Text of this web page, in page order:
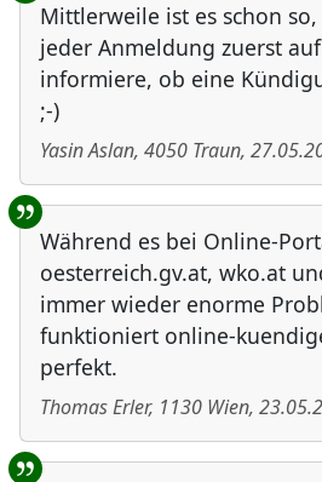
Mittlerweile ist es schon
jeder Anmeldung zuerst
informiere, ob eine
;-)
Yasin Aslan, 4050 Traun,
Während es bei Online-
oesterreich.gv.at, wko.at
immer wieder enorme
funktioniert online-
perfekt.
Thomas Erler, 1130 Wien,